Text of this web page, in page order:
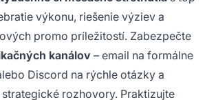
výkonu, riešenie výziev a
promo príležitostí. Zabezpečte
kanálov – email na formálne
Discord na rýchle otázky a
rozhovory. Praktizujte